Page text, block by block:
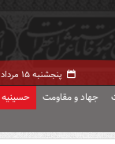
پنجشنبه ۱۵ مرداد ۱۴۰۵ -
جهاد و مقاومت حسینیه